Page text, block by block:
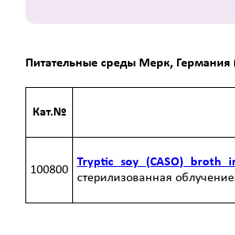
Питательные среды Мерк, Германия
Кат.№
100800
Tryptic soy (CASO) broth
стерилизованная